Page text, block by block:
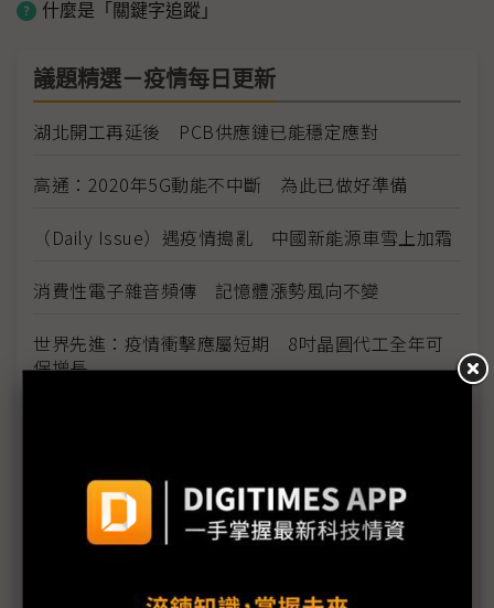
什麼是「關鍵字追蹤」
議題精選－疫情每日更新
湖北開工再延後 PCB供應鏈已能穩定應對
高通：2020年5G動能不中斷 為此已做好準備
（Daily Issue）遇疫情搗亂 中國新能源車雪上加霜
消費性電子雜音頻傳 記憶體漲勢風向不變
世界先進：疫情衝擊應屬短期 8吋晶圓代工全年可
保增長
華為限令震幅擴大 台IC設計備妥斷糧方案
疫情干擾延緩Micro LED新品腳步 SID展會能否如期
舉辦受關注